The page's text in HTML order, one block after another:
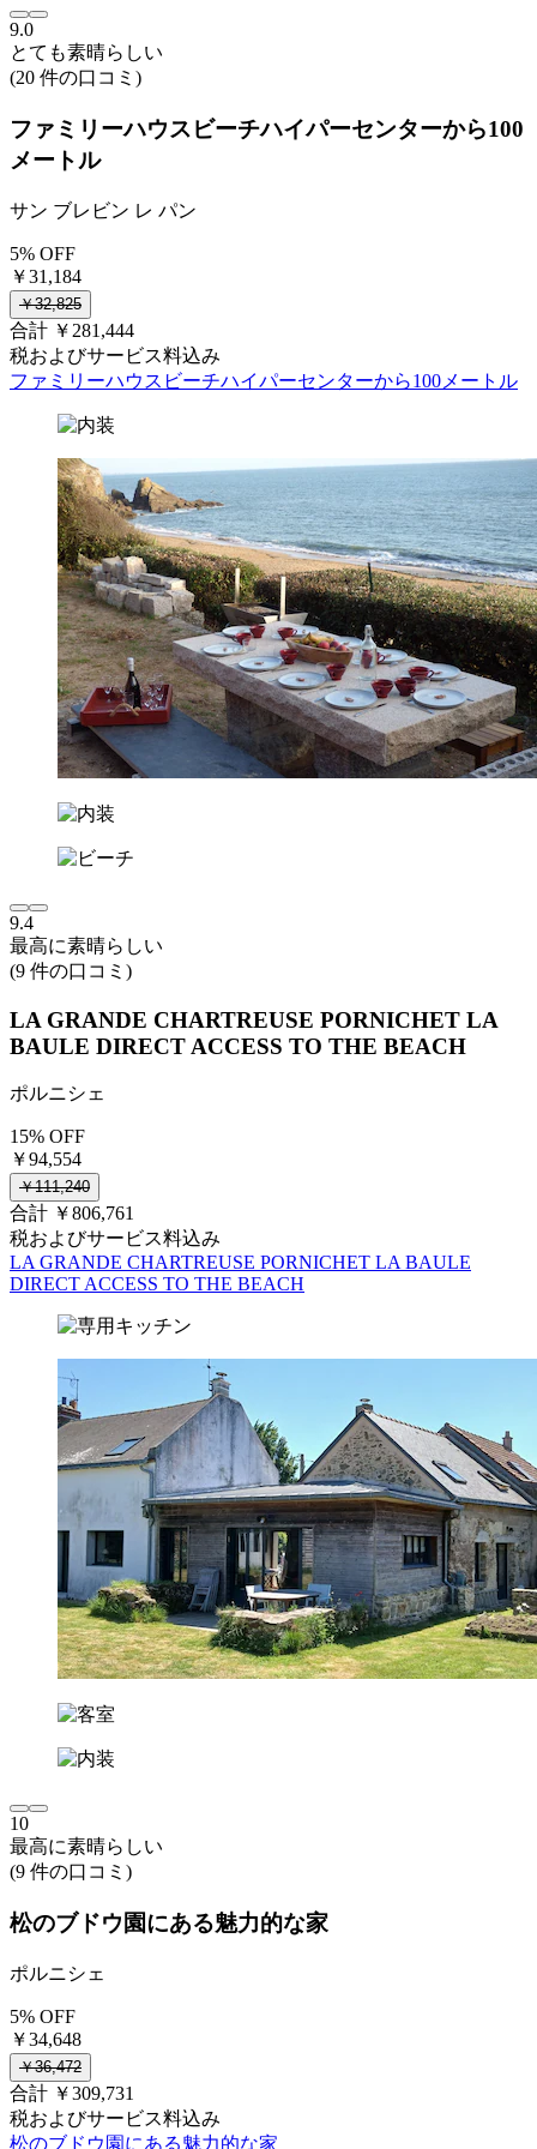
9.0
とても素晴らしい
(20 件の口コミ)
ファミリーハウスビーチハイパーセンターから100
メートル
サン ブレビン レ パン
5% OFF
￥31,184
￥32,825
合計 ￥281,444
税およびサービス料込み
ファミリーハウスビーチハイパーセンターから100メートル
9.4
最高に素晴らしい
(9 件の口コミ)
LA GRANDE CHARTREUSE PORNICHET LA
BAULE DIRECT ACCESS TO THE BEACH
ポルニシェ
15% OFF
￥94,554
￥111,240
合計 ￥806,761
税およびサービス料込み
LA GRANDE CHARTREUSE PORNICHET LA BAULE
DIRECT ACCESS TO THE BEACH
10
最高に素晴らしい
(9 件の口コミ)
松のブドウ園にある魅力的な家
ポルニシェ
5% OFF
￥34,648
￥36,472
合計 ￥309,731
税およびサービス料込み
松のブドウ園にある魅力的な家